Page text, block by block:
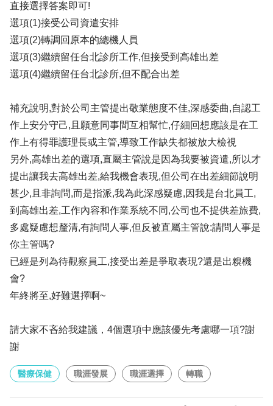
直接選擇答案即可!
選項(1)接受公司資遣安排
選項(2)轉調回原本的總機人員
選項(3)繼續留任台北診所工作,但接受到高雄出差
選項(4)繼續留任台北診所,但不配合出差
補充說明,對於公司主管提出敬業態度不佳,深感委曲,自認工
作上安分守己,且願意同事間互相幫忙,仔細回想應該是在工
作上有得罪護理長或主管,導致工作缺失都被放大檢視
另外,高雄出差的選項,直屬主管說是因為我要被資遣,所以才
提出讓我去高雄出差,給我機會表現,但公司在出差細節說明
甚少,且非詢問,而是指派,我為此深感疑慮,因我是台北員工,
到高雄出差,工作內容和作業系統不同,公司也不提供差旅費,
多處疑慮想釐清,有詢問人事,但反被直屬主管說:請問人事是
你主管嗎?
已經是列為待觀察員工,接受出差是爭取表現?還是出糗機
會?
年終將至,好難選擇啊~
請大家不吝給我建議，4個選項中應該優先考慮哪一項?謝
謝
醫療保健 職涯發展 職涯選擇 轉職